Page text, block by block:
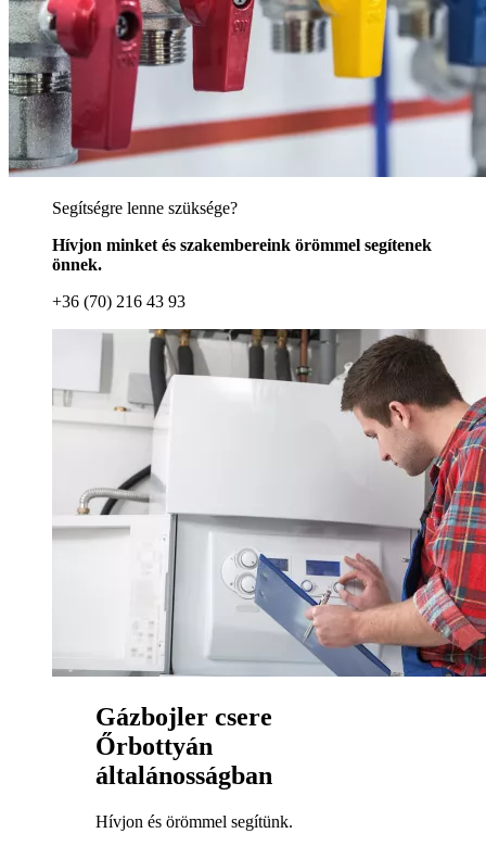
Segítségre lenne szüksége?
Hívjon minket és szakembereink örömmel segítenek
önnek.
+36 (70) 216 43 93
Gázbojler csere
Őrbottyán
általánosságban
Hívjon és örömmel segítünk.